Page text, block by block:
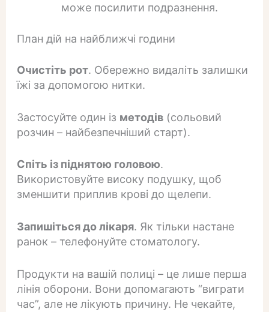
може посилити подразнення.
План дій на найближчі години
Очистіть рот. Обережно видаліть залишки
їжі за допомогою нитки.
Застосуйте один із методів(сольовий
розчин – найбезпечніший старт).
Спіть із піднятою головою.
Використовуйте високу подушку, щоб
зменшити приплив крові до щелепи.
Запишіться до лікаря. Як тільки настане
ранок – телефонуйте стоматологу.
Продукти на вашій полиці – це лише перша
лінія оборони. Вони допомагають “виграти
час”, але не лікують причину. Не чекайте,